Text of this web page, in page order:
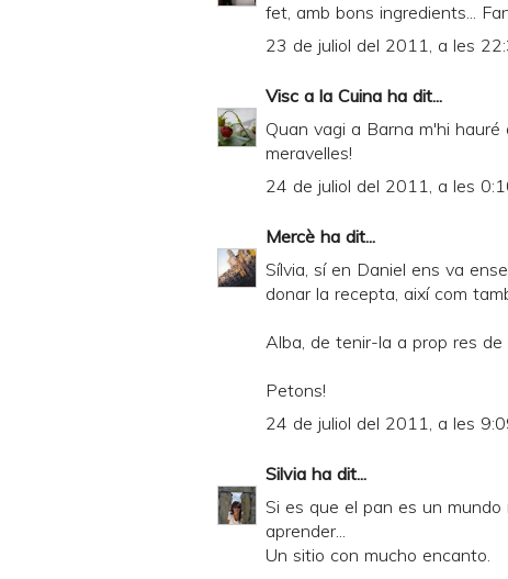
fet, amb bons ingredients...
23 de juliol del 2011, a les
Visc a la Cuina ha dit...
Quan vagi a Barna m'hi
meravelles!
24 de juliol del 2011, a les
Mercè ha dit...
Sílvia, sí en Daniel ens va
donar la recepta, així com
Alba, de tenir-la a prop res de
Petons!
24 de juliol del 2011, a les
Silvia ha dit...
Si es que el pan es un
aprender...
Un sitio con mucho encanto.